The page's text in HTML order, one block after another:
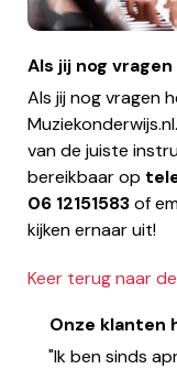
Als jij nog
Als jij nog vragen
van de juiste
bereikbaar op
06 12151583of
kijken ernaar uit!
Keer terug naar
Onze klanten
"Ik ben sinds